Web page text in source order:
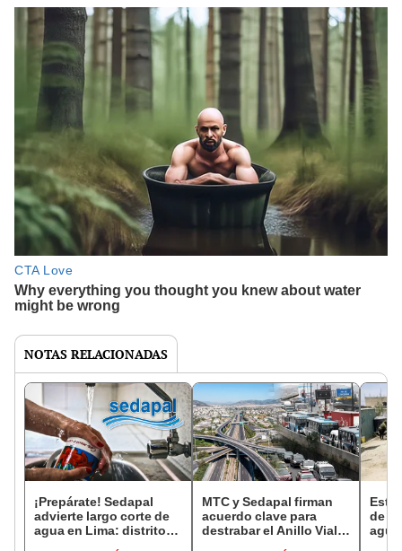
NOTAS RELACIONADAS
¡Prepárate! Sedapal
advierte largo corte de
agua en Lima: distritos
MTC y Sedapal firman
acuerdo clave para
destrabar el Anillo Vial
de